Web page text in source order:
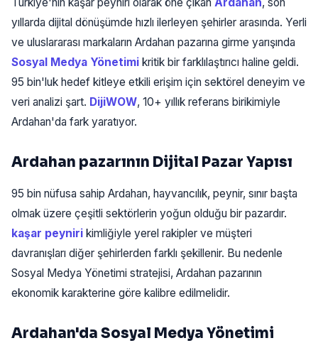
yıllarda dijital dönüşümde hızlı ilerleyen şehirler arasında. Yerli
ve uluslararası markaların Ardahan pazarına girme yarışında
Sosyal Medya Yönetimi kritik bir farklılaştırıcı haline geldi.
95 bin'luk hedef kitleye etkili erişim için sektörel deneyim ve
veri analizi şart. DijiWOW, 10+ yıllık referans birikimiyle
Ardahan'da fark yaratıyor.
Ardahan pazarının Dijital Pazar Yapısı
95 bin nüfusa sahip Ardahan, hayvancılık, peynir, sınır başta
olmak üzere çeşitli sektörlerin yoğun olduğu bir pazardır.
kaşar peyniri kimliğiyle yerel rakipler ve müşteri
davranışları diğer şehirlerden farklı şekillenir. Bu nedenle
Sosyal Medya Yönetimi stratejisi, Ardahan pazarının
ekonomik karakterine göre kalibre edilmelidir.
Ardahan'da Sosyal Medya Yönetimi